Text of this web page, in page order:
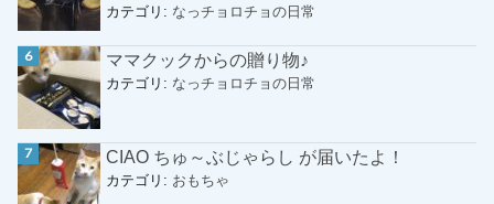
カテゴリ: なっチョロチョの日常
ママクックからの贈り物♪
カテゴリ: なっチョロチョの日常
CIAO ちゅ～ぶじゃらし が届いたよ！
カテゴリ: おもちゃ